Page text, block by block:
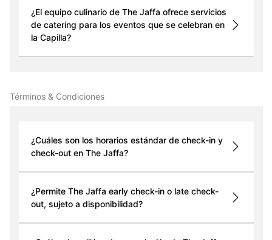
¿El equipo culinario de The Jaffa ofrece servicios
de catering para los eventos que se celebran en
la Capilla?
Términos & Condiciones
¿Cuáles son los horarios estándar de check-in y
check-out en The Jaffa?
¿Permite The Jaffa early check-in o late check-
out, sujeto a disponibilidad?